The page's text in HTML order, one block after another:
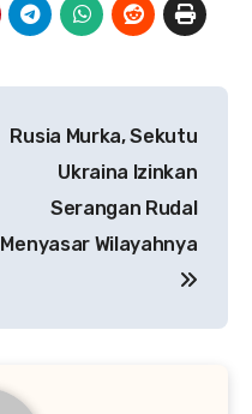
Rusia Murka, Sekutu
Ukraina Izinkan
Serangan Rudal
Menyasar Wilayahnya